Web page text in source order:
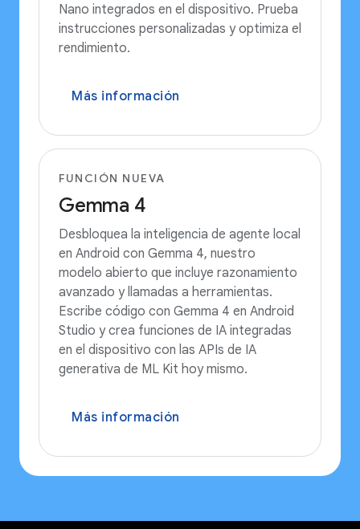
Nano integrados en el dispositivo. Prueba
instrucciones personalizadas y optimiza el
rendimiento.
Más información
FUNCIÓN NUEVA
Gemma 4
Desbloquea la inteligencia de agente local
en Android con Gemma 4, nuestro
modelo abierto que incluye razonamiento
avanzado y llamadas a herramientas.
Escribe código con Gemma 4 en Android
Studio y crea funciones de IA integradas
en el dispositivo con las APIs de IA
generativa de ML Kit hoy mismo.
Más información